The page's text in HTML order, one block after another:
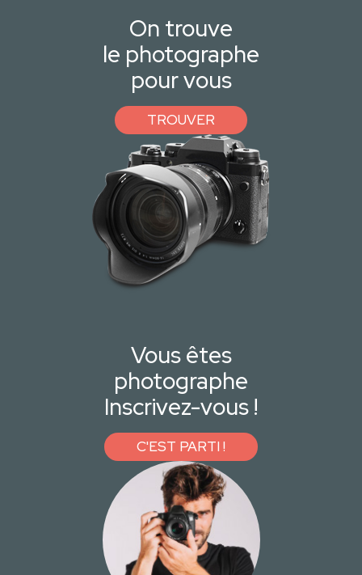
On trouve
le photographe
pour vous
TROUVER
Vous êtes
photographe
Inscrivez-vous !
C'EST PARTI !